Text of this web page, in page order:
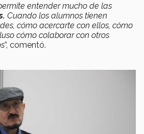
entender mucho de las
Cuando los alumnos tienen
cómo acercarte con ellos, cómo
cómo colaborar con otros
”, comentó.